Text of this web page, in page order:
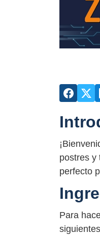
postres y
perfecto
Para